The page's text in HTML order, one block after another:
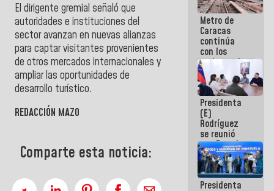
El dirigente gremial señaló que
autoridades e instituciones del
sector avanzan en nuevas alianzas
para captar visitantes provenientes
de otros mercados internacionales y
ampliar las oportunidades de
desarrollo turístico.
REDACCIÓN MAZO
Comparte esta noticia:
Metro de
Caracas
continúa
con los
trabajos de
mantenimiento
e inspección
en la Línea 2
Presidenta
(E)
Rodríguez
se reunió
con Estado
Mayor
Eléctrico
para
abordar
Presidenta